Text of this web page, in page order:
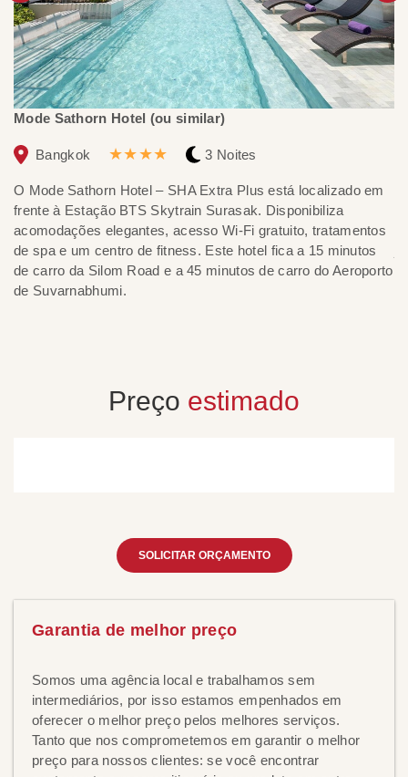
Mode Sathorn Hotel (ou similar)
Bangkok ★★★★ 3 Noites
O Mode Sathorn Hotel – SHA Extra Plus está localizado em
frente à Estação BTS Skytrain Surasak. Disponibiliza
acomodações elegantes, acesso Wi-Fi gratuito, tratamentos
de spa e um centro de fitness. Este hotel fica a 15 minutos
de carro da Silom Road e a 45 minutos de carro do Aeroporto
de Suvarnabhumi.
Preço estimado
SOLICITAR ORÇAMENTO
Garantia de melhor preço
Somos uma agência local e trabalhamos sem
intermediários, por isso estamos empenhados em
oferecer o melhor preço pelos melhores serviços.
Tanto que nos comprometemos em garantir o melhor
preço para nossos clientes: se você encontrar